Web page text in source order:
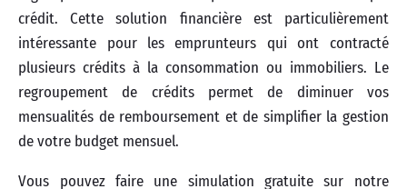
crédit. Cette solution financière est particulièrement
intéressante pour les emprunteurs qui ont contracté
plusieurs crédits à la consommation ou immobiliers. Le
regroupement de crédits permet de diminuer vos
mensualités de remboursement et de simplifier la gestion
de votre budget mensuel.
Vous pouvez faire une simulation gratuite sur notre